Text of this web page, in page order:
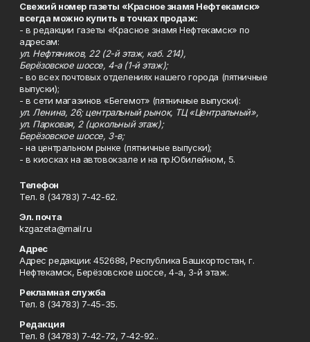
Свежий номер газеты «Красное знамя Нефтекамск»
всегда можно купить в точках продаж:
- в редакции газеты «Красное знамя Нефтекамск» по
адресам:
ул. Нефтяников, 22 (2-й этаж, каб. 214),
Берёзовское шоссе, 4-а (1-й этаж);
- во всех почтовых отделениях нашего города (пятничные
выпуски);
- в сети магазинов «Бегемот» (пятничные выпуски):
ул. Ленина, 26; центральный рынок, ТЦ «Центральный»,
ул. Парковая, 2 (цокольный этаж);
Берёзовское шоссе, 3-в;
- на центральном рынке (пятничные выпуски);
- в киосках на автовокзале и на пр.Юбилейном, 5.
Телефон
Тел. 8 (34783) 7-42-62.
Эл. почта
kzgazeta@mail.ru
Адрес
Адрес редакции: 452688, Республика Башкортостан, г.
Нефтекамск, Берёзовское шоссе, 4-а, 3-й этаж.
Рекламная служба
Тел. 8 (34783) 7-45-35.
Редакция
Тел. 8 (34783) 7-42-72, 7-42-92..